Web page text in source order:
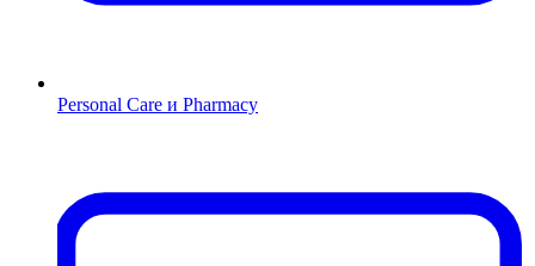
Personal Care и Pharmacy